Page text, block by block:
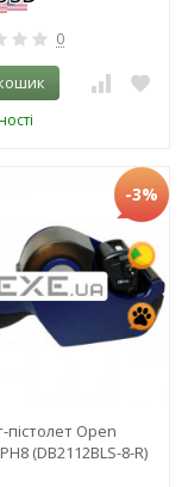
0
-3%
пістолет Open
(DB2112BLS-8-R)